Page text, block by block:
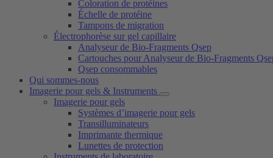
Coloration de protéines
Échelle de protéine
Tampons de migration
Électrophorèse sur gel capillaire
Analyseur de Bio-Fragments Qsep
Cartouches pour Analyseur de Bio-Fragments
Qsep consommables
Qui sommes-nous
Imagerie pour gels & Instruments
Imagerie pour gels
Systèmes d’imagerie pour gels
Transilluminateurs
Imprimante thermique
Lunettes de protection